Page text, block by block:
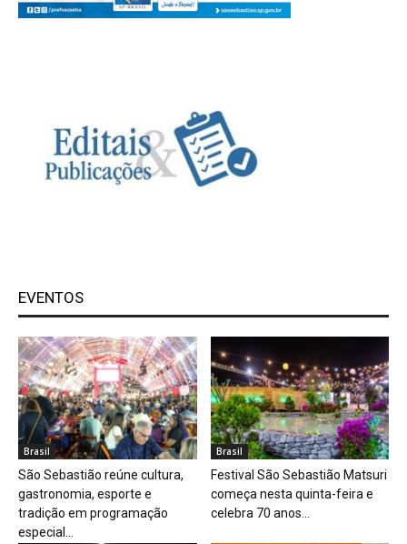
EVENTOS
Brasil
São Sebastião reúne cultura,
gastronomia, esporte e
tradição em programação
especial...
Brasil
Festival São Sebastião Matsuri
começa nesta quinta-feira e
celebra 70 anos...